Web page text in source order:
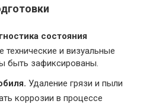
состояния
технические и визуальные
быть зафиксированы.
Удаление грязи и пыли
коррозии в процессе